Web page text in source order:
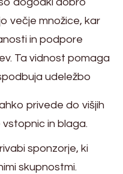
večje množice, kar
in podpore
Ta vidnost pomaga
udeležbo
privede do višjih
in blaga.
sponzorje, ki
skupnostmi.